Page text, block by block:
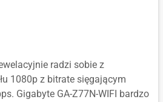
radzi sobie z
1080p z bitrate sięgającym
Gigabyte GA-Z77N-WIFI bardzo